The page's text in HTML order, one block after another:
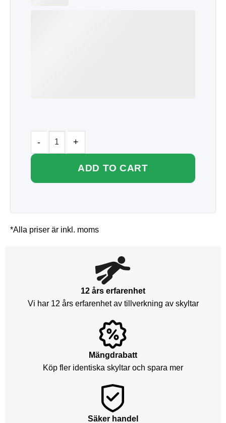
ADD TO CART
*Alla priser är inkl. moms
12 års erfarenhet
Vi har 12 års erfarenhet av tillverkning av skyltar
Mängdrabatt
Köp fler identiska skyltar och spara mer
Säker handel